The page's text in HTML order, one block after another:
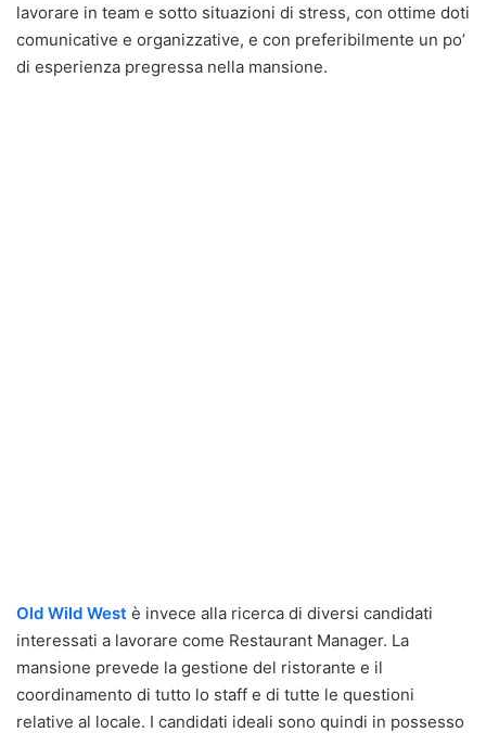
lavorare in team e sotto situazioni di stress, con ottime doti
comunicative e organizzative, e con preferibilmente un po’
di esperienza pregressa nella mansione.
Old Wild West è invece alla ricerca di diversi candidati
interessati a lavorare come Restaurant Manager. La
mansione prevede la gestione del ristorante e il
coordinamento di tutto lo staff e di tutte le questioni
relative al locale. I candidati ideali sono quindi in possesso